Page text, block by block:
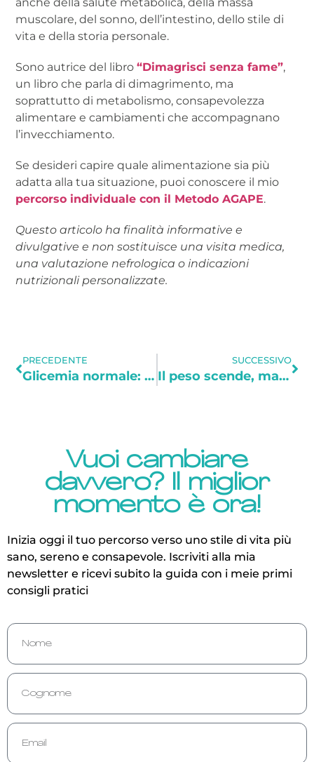
muscolare, del sonno, dell’intestino, dello stile di
vita e della storia personale.
Sono autrice del libro “Dimagrisci senza fame”,
un libro che parla di dimagrimento, ma
soprattutto di metabolismo, consapevolezza
alimentare e cambiamenti che accompagnano
l’invecchiamento.
Se desideri capire quale alimentazione sia più
adatta alla tua situazione, puoi conoscere il mio
percorso individuale con il Metodo AGAPE.
Questo articolo ha finalità informative e
divulgative e non sostituisce una visita medica,
una valutazione nefrologica o indicazioni
nutrizionali personalizzate.
PRECEDENTE
Glicemia normale: significa davvero avere un metabolismo sano?
SUCCESSIVO
Il peso scende, ma cosa stai perdendo davvero? Che cos’è la BIA
Vuoi cambiare
davvero? Il miglior
momento è ora!
Inizia oggi il tuo percorso verso uno stile di vita più
sano, sereno e consapevole. Iscriviti alla mia
newsletter e ricevi subito la guida con i meie primi
consigli pratici